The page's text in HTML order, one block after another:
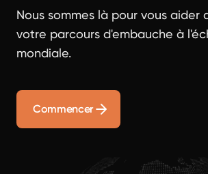
Nous sommes là pour vous aider
votre parcours d'embauche à
mondiale.
Commencer